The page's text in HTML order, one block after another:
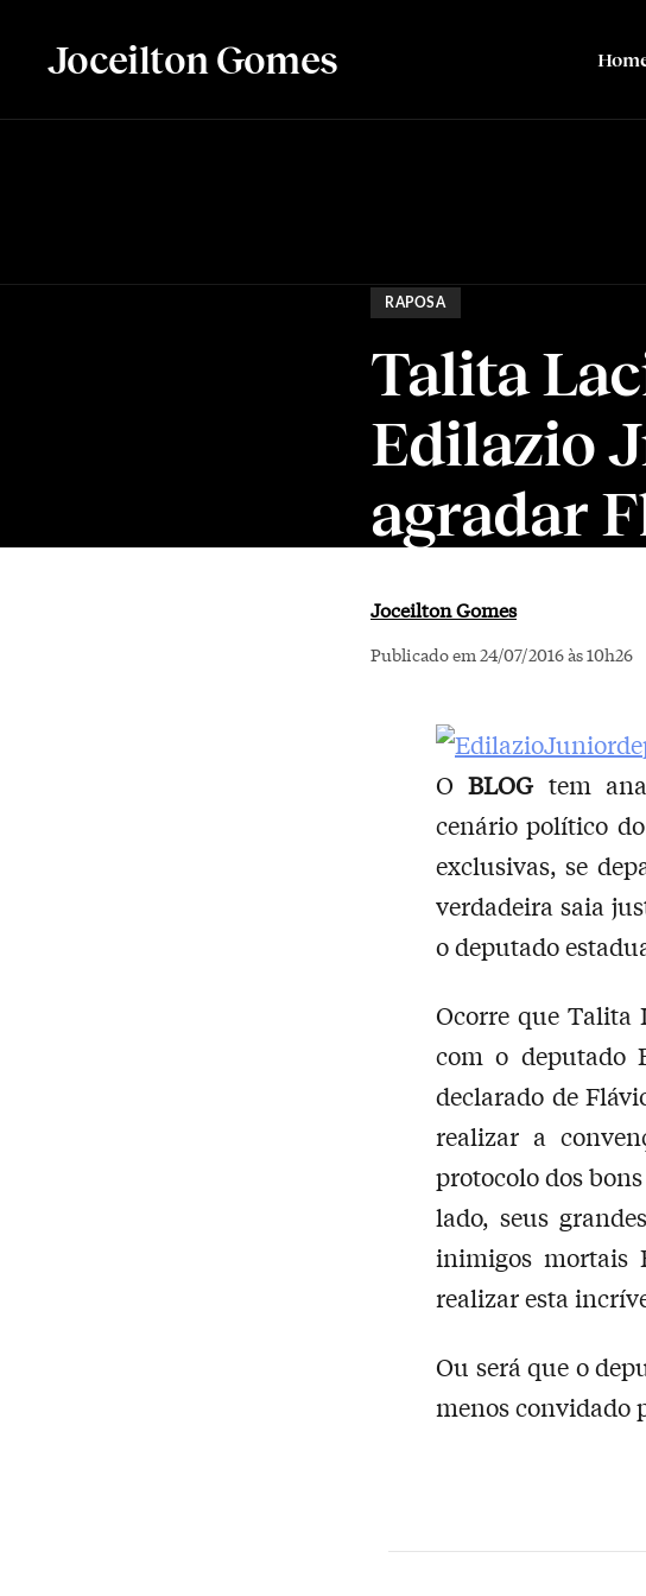
Joceilton Gomes
RAPOSA
Talita
Edilazio
agradar
Joceilton Gomes
Publicado em 24/07/2016 às 10h26
OBLOG tem
cenário político
exclusivas, se
verdadeira saia
o deputado
Ocorre que Talita
com o deputado
declarado de
realizar a
protocolo dos
lado, seus
inimigos mortais
realizar esta
Ou será que o
menos convidado